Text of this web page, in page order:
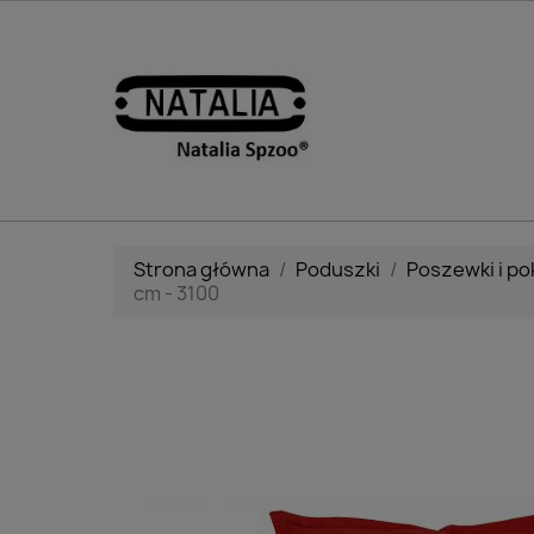
Strona główna Poduszki
Poszewki i
cm - 3100